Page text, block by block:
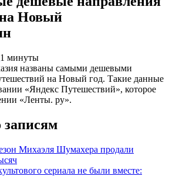
Новый
1 минуты
названы самыми дешевыми
на Новый год. Такие данные
«Яндекс Путешествий», которое
«Ленты. ру».
Михаэля Шумахера продали
сериала не были вместе: